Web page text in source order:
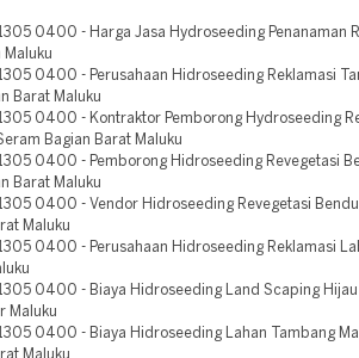
1305 0400 - Harga Jasa Hydroseeding Penanaman
Maluku
1305 0400 - Perusahaan Hidroseeding Reklamasi
Barat Maluku
1305 0400 - Kontraktor Pemborong Hydroseeding
Bagian Barat Maluku
1305 0400 - Pemborong Hidroseeding Revegetasi
Barat Maluku
1305 0400 - Vendor Hidroseeding Revegetasi
Maluku
1305 0400 - Perusahaan Hidroseeding Reklamasi
1305 0400 - Biaya Hidroseeding Land Scaping
Maluku
1305 0400 - Biaya Hidroseeding Lahan Tambang
Maluku